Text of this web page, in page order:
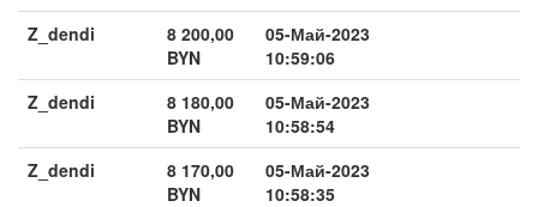
Z_dendi
8 200,00
BYN
05-Май-2023
10:59:06
Z_dendi
8 180,00
BYN
05-Май-2023
10:58:54
Z_dendi
8 170,00
BYN
05-Май-2023
10:58:35